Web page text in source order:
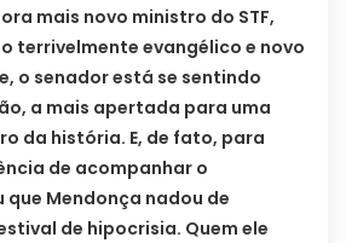
mais novo ministro do STF,
terrivelmente evangélico e novo
o senador está se sentindo
a mais apertada para uma
da história. E, de fato, para
de acompanhar o
Mendonça nadou de
de hipocrisia. Quem ele